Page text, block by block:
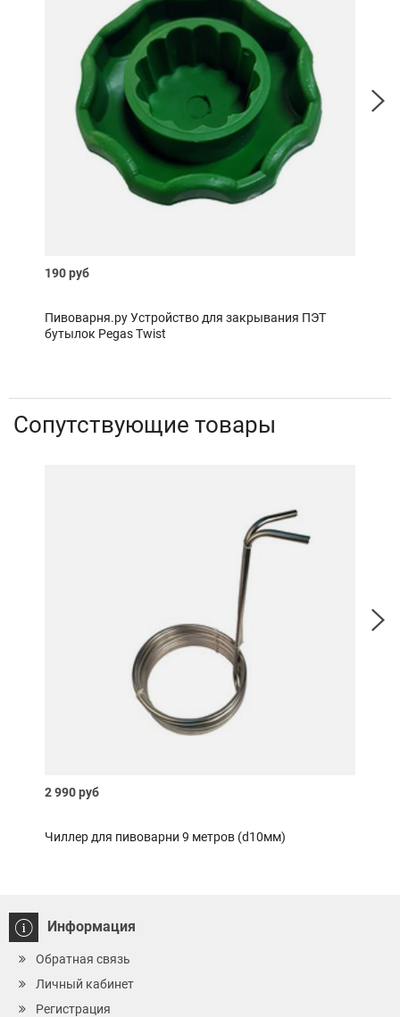
190 руб
Пивоварня.ру Устройство для закрывания ПЭТ
бутылок Pegas Twist
Сопутствующие товары
2 990 руб
Чиллер для пивоварни 9 метров (d10мм)
Информация
Обратная связь
Личный кабинет
Регистрация